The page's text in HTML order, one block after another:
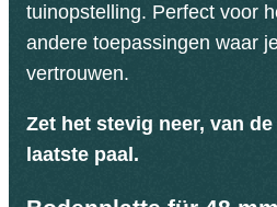
tuinopstelling. Perfect voor
andere toepassingen waar
vertrouwen.
Zet het stevig neer, van
laatste paal.